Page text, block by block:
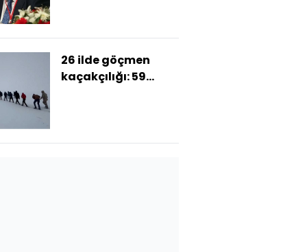
26 ilde göçmen
kaçakçılığı: 59